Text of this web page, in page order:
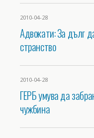
2010-04-28
Адвокати: За дълг
странство
2010-04-28
ГЕРБ умува да
чужбина